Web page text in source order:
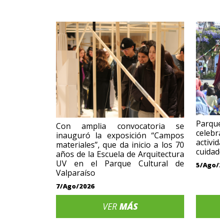
Con amplia convocatoria se
inauguró la exposición “Campos
materiales”, que da inicio a los 70
años de la Escuela de Arquitectura
UV en el Parque Cultural de
Valparaíso
7/Ago/2026
VERMÁS
5/Ago/